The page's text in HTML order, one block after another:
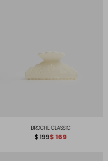
BROCHE CLASSIC
$ 199$ 169